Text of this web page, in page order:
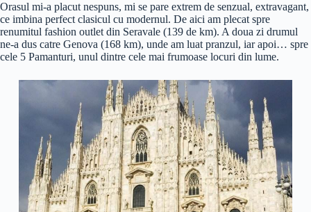
Orasul mi-a placut nespuns, mi se pare extrem de senzual, extravagant,
ce imbina perfect clasicul cu modernul. De aici am plecat spre
renumitul fashion outlet din Seravale (139 de km). A doua zi drumul
ne-a dus catre Genova (168 km), unde am luat pranzul, iar apoi… spre
cele 5 Pamanturi, unul dintre cele mai frumoase locuri din lume.